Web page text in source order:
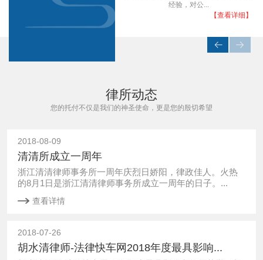
势薄的她在...
【查看详细】
经验，对公...
【查看详细】
律所动态
您的托付不仅是我们的神圣使命，更是您的殷切希望
2018-08-09
清清所成立一周年
浙江清清律师事务所一周年庆烈日娇阳，律政佳人。火热
的8月1日是浙江清清律师事务所成立一周年的日子。...
查看详情
2018-07-26
胡水清律师-法律快车网2018年度最具影响...